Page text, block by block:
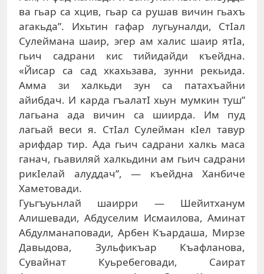
ва гьар са хцив, гьар са рушав вичин гьахъ
агакьда”. Ихьтин гафар лугьуналди, СтIал
Сулеймана шаир, эгер ам халис шаир ятIа,
гьич садрани кис тийидайди къейдна.
«Йисар са сад хкахьзава, зунни рекьида.
Амма зи халкьди зун са патахъайни
айибдач. И карда гъалатI хьун мумкин туш”
лагьана ада вичин са шиирда. Им пуд
лагьай веси я. СтIал Сулейман кIел тавур
арифдар тир. Ада гьич садрани халкь маса
ганач, гьавиляй халкьдини ам гьич садрани
рикIелай алуддач”, — къейдна Ханбиче
Хаметовади.
Гуьгъуьнлай шаирри — Шейитханум
Алишевади, Абдуселим Исмаилова, Аминат
Абдулманаповади, Арбен Къардаша, Мирзе
Давыдова, Зульфикъар Къафланова,
Сувайнат Куьребеговади, Саират